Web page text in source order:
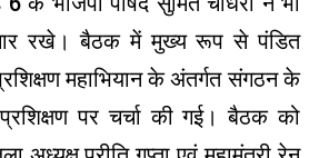
रखे। बैठक में मुख्य रूप से पंडित
महाभियान के अंतर्गत संगठन के
पर चर्चा की गई। बैठक को